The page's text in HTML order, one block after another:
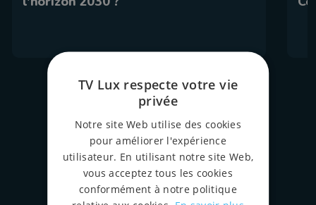
tous les épispodes
TV Lux respecte votre vie
privée
Notre site Web utilise des cookies
pour améliorer l'expérience
utilisateur. En utilisant notre site Web,
vous acceptez tous les cookies
conformément à notre politique